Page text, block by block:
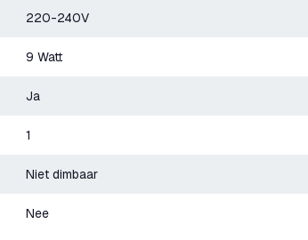
220-240V
9 Watt
Ja
1
Niet dimbaar
Nee